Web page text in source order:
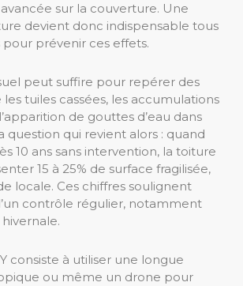
avancée sur la couverture. Une
devient donc indispensable tous
pour prévenir ces effets.
peut suffire pour repérer des
tuiles cassées, les accumulations
de gouttes d’eau dans
question qui revient alors : quand
10 ans sans intervention, la toiture
15 à 25% de surface fragilisée,
locale. Ces chiffres soulignent
contrôle régulier, notamment
consiste à utiliser une longue
ou même un drone pour